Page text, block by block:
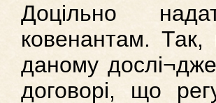
Доцільно
ковенантам. Так,
даному
договорі, що